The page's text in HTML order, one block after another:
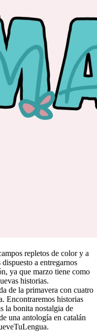
repletos de color y a
a entregarnos
ya que marzo tiene como
historias.
de la primavera con cuatro
Encontraremos historias
la bonita nostalgia de
una antología en catalán